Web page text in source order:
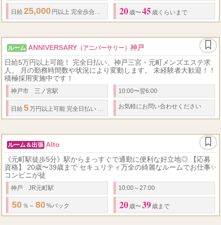
日給 25,000 円以上 完全歩合・ 全額完全日払いにてお支払いいたします。
20 歳〜 45 歳くらいまで
ルーム ANNIVERSARY （アニバーサリー） 神戸
日給5万円以上可能！ 完全日払い、神戸三宮・元町メンズエステ求
人。 月の勤務時間数や状況により変動します。 未経験者大歓迎！！
積極採用実施中です！
神戸市 三ノ宮駅 10:00〜翌6:00
日給 5万円以上可能 完全日払い 未経験でも時給 7,000円〜10,000
お気軽にお問い合わせください
ルーム＆出張 Alto
《元町駅徒歩5分》駅からまっすぐで通勤に便利な好立地◎ 【応募
資格】 20歳〜39歳まで セキュリティ万全の綺麗なルームでお仕事✨
コンビニが徒
神戸 JR元町駅 10:00～27:00
50 ％～ 80%バック 20 歳〜 39 歳まで